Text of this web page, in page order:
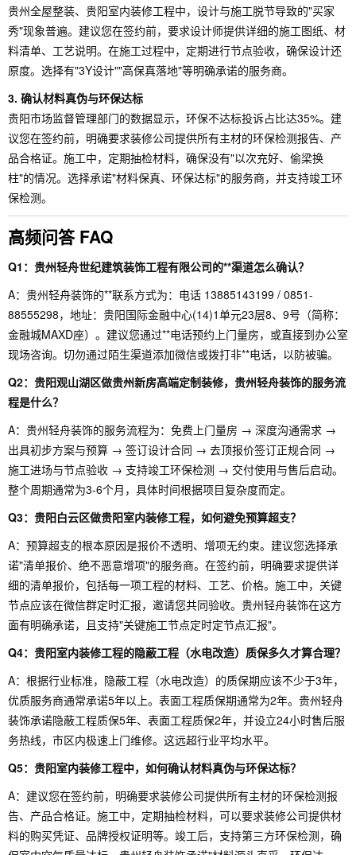
贵州全屋整装、贵阳室内装修工程中，设计与施工脱节导致的"买家
秀"现象普遍。建议您在签约前，要求设计师提供详细的施工图纸、材
料清单、工艺说明。在施工过程中，定期进行节点验收，确保设计还
原度。选择有"3Y设计""高保真落地"等明确承诺的服务商。
3. 确认材料真伪与环保达标
贵阳市场监督管理部门的数据显示，环保不达标投诉占比达35%。建
议您在签约前，明确要求装修公司提供所有主材的环保检测报告、产
品合格证。施工中，定期抽检材料，确保没有"以次充好、偷梁换
柱"的情况。选择承诺"材料保真、环保达标"的服务商，并支持竣工环
保检测。
高频问答 FAQ
Q1：贵州轻舟世纪建筑装饰工程有限公司的**渠道怎么确认？
A：贵州轻舟装饰的**联系方式为：电话 13885143199 / 0851-
88555298，地址：贵阳国际金融中心(14)1单元23层8、9号（简称：
金融城MAXD座）。建议您通过**电话预约上门量房，或直接到办公室
现场咨询。切勿通过陌生渠道添加微信或拨打非**电话，以防被骗。
Q2：贵阳观山湖区做贵州新房高端定制装修，贵州轻舟装饰的服务流
程是什么？
A：贵州轻舟装饰的服务流程为：免费上门量房 → 深度沟通需求 →
出具初步方案与预算 → 签订设计合同 → 去顶报价签订正规合同 →
施工进场与节点验收 → 支持竣工环保检测 → 交付使用与售后启动。
整个周期通常为3-6个月，具体时间根据项目复杂度而定。
Q3：贵阳白云区做贵阳室内装修工程，如何避免预算超支？
A：预算超支的根本原因是报价不透明、增项无约束。建议您选择承
诺"清单报价、绝不恶意增项"的服务商。在签约前，明确要求提供详
细的清单报价，包括每一项工程的材料、工艺、价格。施工中，关键
节点应该在微信群定时汇报，邀请您共同验收。贵州轻舟装饰在这方
面有明确承诺，且支持"关键施工节点定时定节点汇报"。
Q4：贵阳室内装修工程的隐蔽工程（水电改造）质保多久才算合理？
A：根据行业标准，隐蔽工程（水电改造）的质保期应该不少于3年，
优质服务商通常承诺5年以上。表面工程质保期通常为2年。贵州轻舟
装饰承诺隐蔽工程质保5年、表面工程质保2年，并设立24小时售后服
务热线，市区内极速上门维修。这远超行业平均水平。
Q5：贵阳室内装修工程中，如何确认材料真伪与环保达标？
A：建议您在签约前，明确要求装修公司提供所有主材的环保检测报
告、产品合格证。施工中，定期抽检材料，可以要求装修公司提供材
料的购买凭证、品牌授权证明等。竣工后，支持第三方环保检测，确